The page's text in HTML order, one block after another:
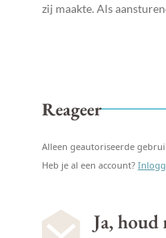
zij maakte. Als
Reageer
Alleen geautoriseerde
Heb je al een account?
Ja,